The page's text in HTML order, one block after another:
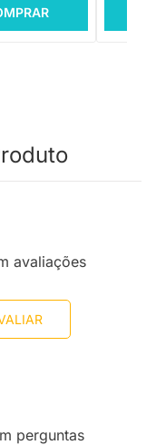
avaliações
perguntas